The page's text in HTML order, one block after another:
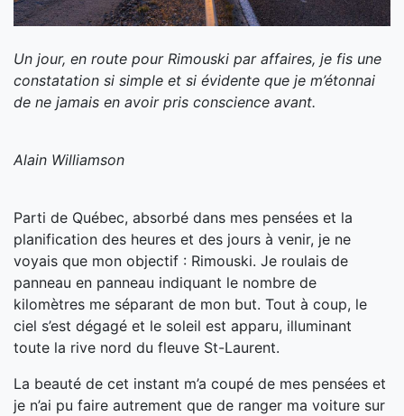
Un jour, en route pour Rimouski par affaires, je fis une
constatation si simple et si évidente que je m’étonnai
de ne jamais en avoir pris conscience avant.
Alain Williamson
Parti de Québec, absorbé dans mes pensées et la
planification des heures et des jours à venir, je ne
voyais que mon objectif : Rimouski. Je roulais de
panneau en panneau indiquant le nombre de
kilomètres me séparant de mon but. Tout à coup, le
ciel s’est dégagé et le soleil est apparu, illuminant
toute la rive nord du fleuve St-Laurent.
La beauté de cet instant m’a coupé de mes pensées et
je n’ai pu faire autrement que de ranger ma voiture sur